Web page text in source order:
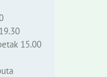
15.00